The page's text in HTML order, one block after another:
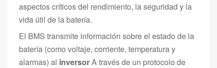
aspectos críticos del rendimiento, la seguridad y la
vida útil de la batería.
El BMS transmite información sobre el estado de la
batería (como voltaje, corriente, temperatura y
alarmas) al inversorA través de un protocolo de